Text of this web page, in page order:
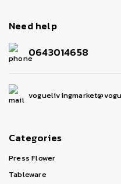
Need help
0643014658
Categories
Press Flower
Tableware